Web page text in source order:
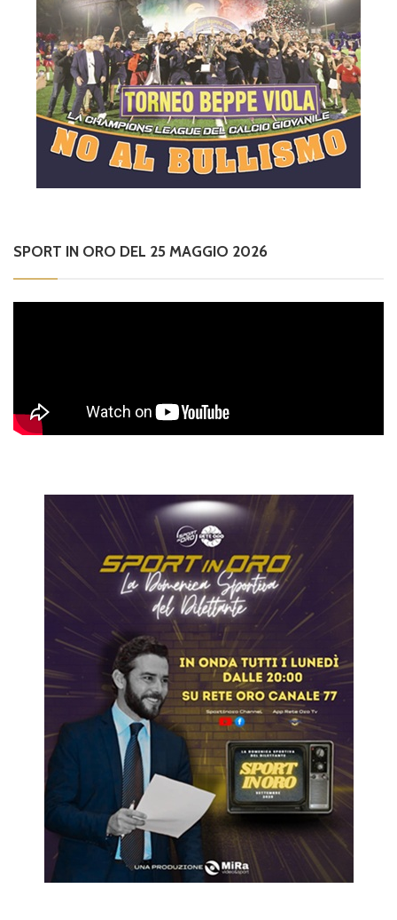
SPORT IN ORO DEL 25 MAGGIO 2026